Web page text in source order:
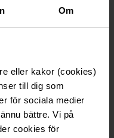
Om
eller kakor (cookies)
till dig som
för sociala medier
bättre. Vi på
cookies för
i övrigt
föregående år.
kvartalet var
med hur
i bolaget